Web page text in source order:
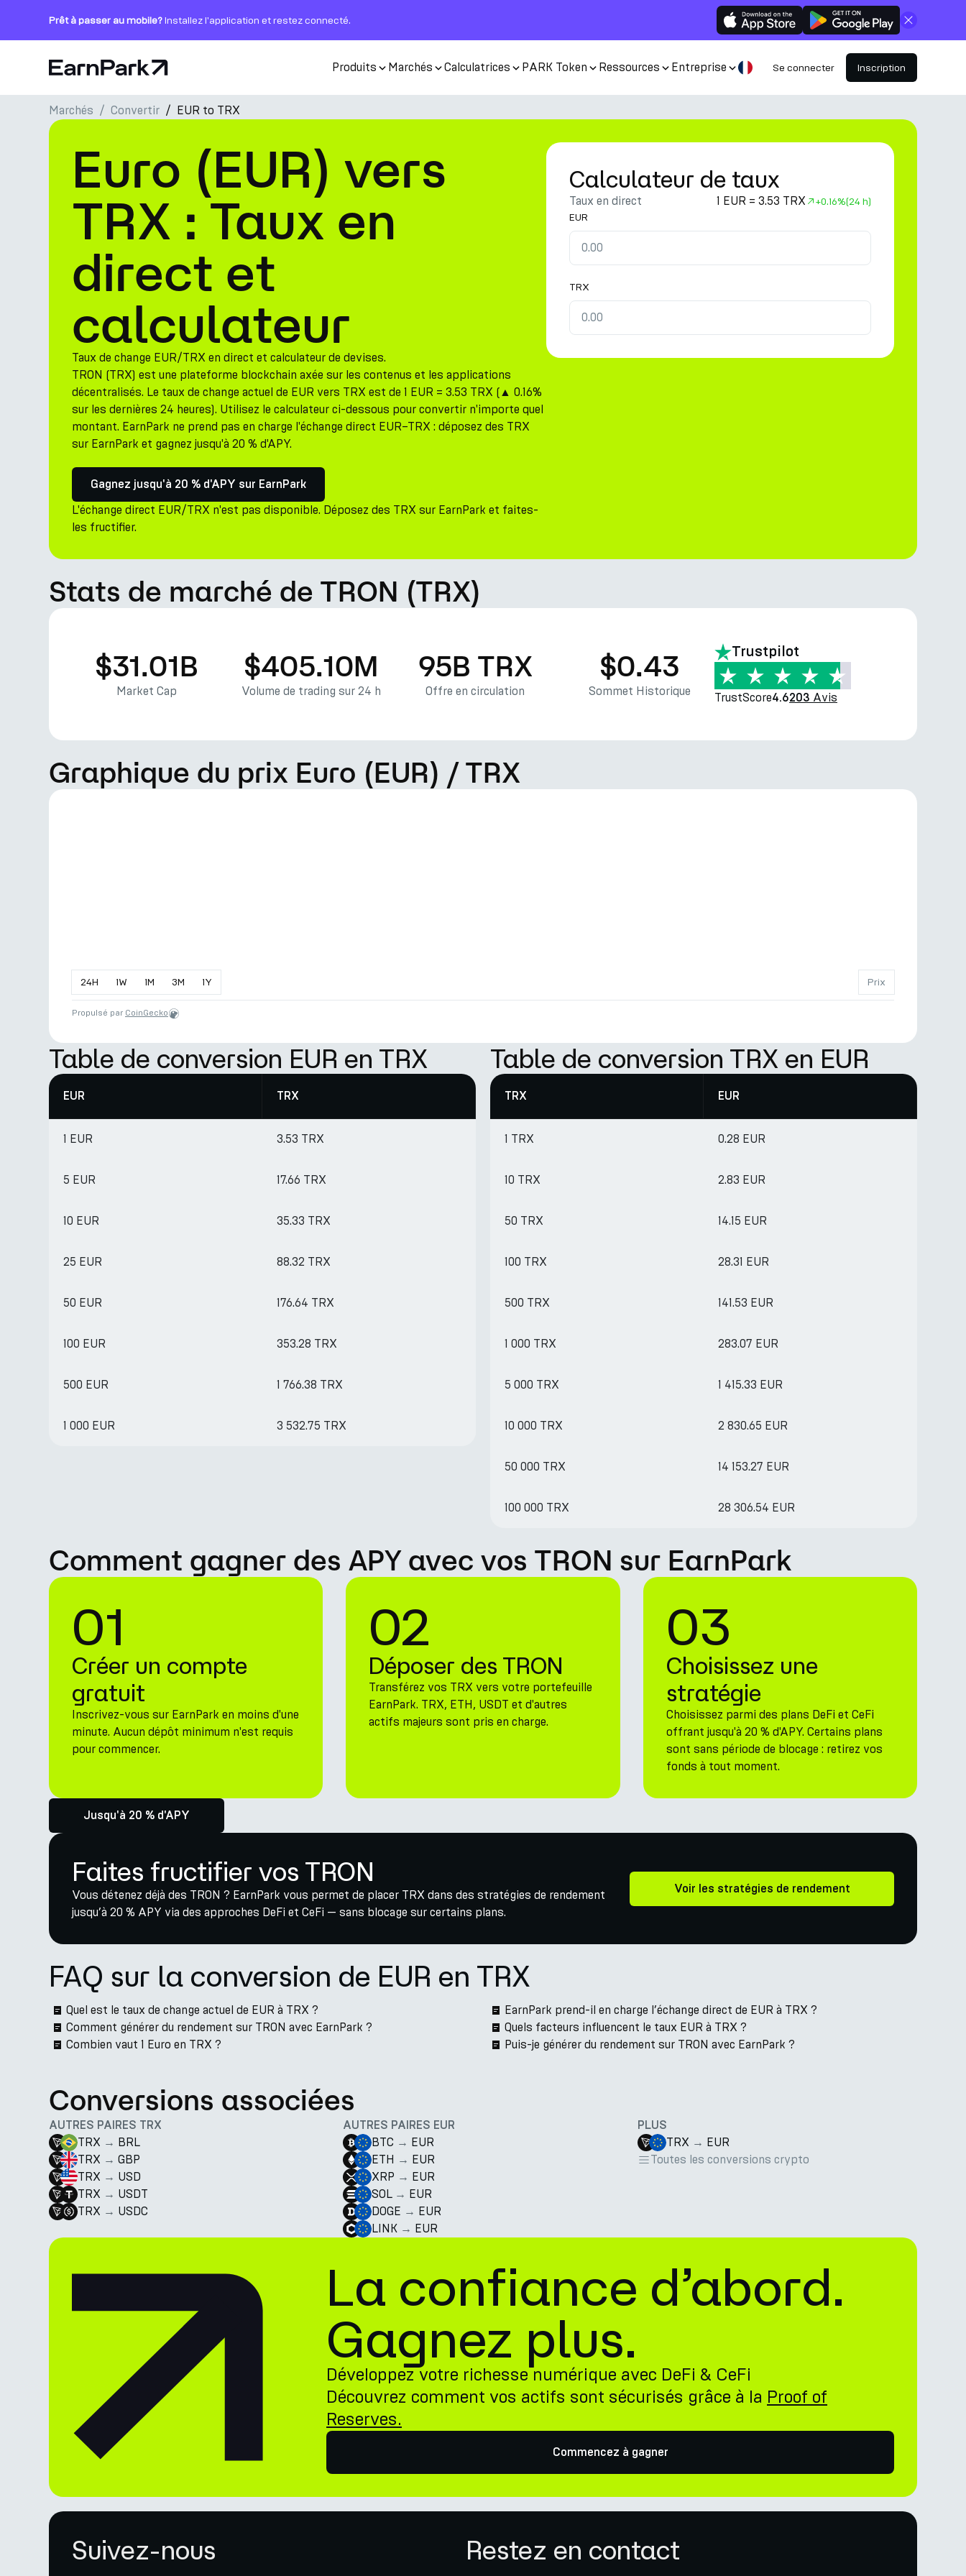
Prêt à passer au mobile?Installez l'application et restez connecté. Fermer
Page d'accueil Produits Marchés Calculatrices PARK Token Ressources Entreprise Se connecter Inscription
Produits
Marchés
Calculatrices
PARK Token
Ressources
Entreprise
Marchés Convertir EUR to TRX
Euro (EUR) vers
TRX : Taux en
direct et
calculateur
Taux de change EUR/TRX en direct et calculateur de devises.
TRON (TRX) est une plateforme blockchain axée sur les contenus et les applications
décentralisés. Le taux de change actuel de EUR vers TRX est de 1 EUR = 3.53 TRX (▲ 0.16%
sur les dernières 24 heures). Utilisez le calculateur ci-dessous pour convertir n'importe quel
montant. EarnPark ne prend pas en charge l'échange direct EUR–TRX : déposez des TRX
sur EarnPark et gagnez jusqu'à 20 % d'APY.
Gagnez jusqu'à 20 % d'APY sur EarnPark
L'échange direct EUR/TRX n'est pas disponible. Déposez des TRX sur EarnPark et faites-
les fructifier.
Calculateur de taux
Taux en direct 1 EUR = 3.53 TRX +0.16%(24 h)
EUR
TRX
Stats de marché de TRON (TRX)
$31.01B
Market Cap
$405.10M
Volume de trading sur 24 h
95B TRX
Offre en circulation
$0.43
Sommet Historique
Trustpilot
TrustScore4.6203 Avis
Graphique du prix Euro (EUR) / TRX
24H 1W 1M 3M 1Y Prix
Propulsé par CoinGecko
Table de conversion EUR en TRX
EUR TRX
1 EUR 3.53 TRX
5 EUR 17.66 TRX
10 EUR 35.33 TRX
25 EUR 88.32 TRX
50 EUR 176.64 TRX
100 EUR 353.28 TRX
500 EUR 1 766.38 TRX
1 000 EUR 3 532.75 TRX
Table de conversion TRX en EUR
TRX EUR
1 TRX 0.28 EUR
10 TRX 2.83 EUR
50 TRX 14.15 EUR
100 TRX 28.31 EUR
500 TRX 141.53 EUR
1 000 TRX 283.07 EUR
5 000 TRX 1 415.33 EUR
10 000 TRX 2 830.65 EUR
50 000 TRX 14 153.27 EUR
100 000 TRX 28 306.54 EUR
Comment gagner des APY avec vos TRON sur EarnPark
01
Créer un compte
gratuit
Inscrivez-vous sur EarnPark en moins d'une
minute. Aucun dépôt minimum n'est requis
pour commencer.
02
Déposer des TRON
Transférez vos TRX vers votre portefeuille
EarnPark. TRX, ETH, USDT et d'autres
actifs majeurs sont pris en charge.
03
Choisissez une
stratégie
Choisissez parmi des plans DeFi et CeFi
offrant jusqu'à 20 % d'APY. Certains plans
sont sans période de blocage : retirez vos
fonds à tout moment.
Jusqu'à 20 % d'APY
Faites fructifier vos TRON
Vous détenez déjà des TRON ? EarnPark vous permet de placer TRX dans des stratégies de rendement
jusqu’à 20 % APY via des approches DeFi et CeFi — sans blocage sur certains plans.
Voir les stratégies de rendement
FAQ sur la conversion de EUR en TRX
Quel est le taux de change actuel de EUR à TRX ?
Comment générer du rendement sur TRON avec EarnPark ?
Combien vaut 1 Euro en TRX ?
EarnPark prend-il en charge l’échange direct de EUR à TRX ?
Quels facteurs influencent le taux EUR à TRX ?
Puis-je générer du rendement sur TRON avec EarnPark ?
Conversions associées
AUTRES PAIRES TRX
TRX → BRL
TRX → GBP
TRX → USD
TRX → USDT
TRX → USDC
AUTRES PAIRES EUR
BTC → EUR
ETH → EUR
XRP → EUR
SOL → EUR
DOGE → EUR
LINK → EUR
PLUS
TRX → EUR
Toutes les conversions crypto
La confiance d’abord.
Gagnez plus.
Développez votre richesse numérique avec DeFi & CeFi
Découvrez comment vos actifs sont sécurisés grâce à la Proof of
Reserves.
Commencez à gagner
Suivez-nous Restez en contact